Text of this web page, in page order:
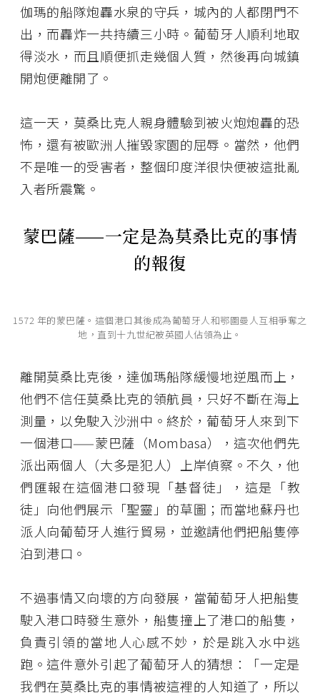
伽瑪的船隊炮轟水泉的守兵，城內的人都閉門不
出，而轟炸一共持續三小時。葡萄牙人順利地取
得淡水，而且順便抓走幾個人質，然後再向城鎮
開炮便離開了。
這一天，莫桑比克人親身體驗到被火炮炮轟的恐
怖，還有被歐洲人摧毀家園的屈辱。當然，他們
不是唯一的受害者，整個印度洋很快便被這批亂
入者所震驚。
蒙巴薩——一定是為莫桑比克的事情
的報復
1572 年的蒙巴薩。這個港口其後成為葡萄牙人和鄂圖曼人互相爭奪之
地，直到十九世紀被英國人佔領為止。
離開莫桑比克後，達伽瑪船隊緩慢地逆風而上，
他們不信任莫桑比克的領航員，只好不斷在海上
測量，以免駛入沙洲中。終於，葡萄牙人來到下
一個港口——蒙巴薩（Mombasa），這次他們先
派出兩個人（大多是犯人）上岸偵察。不久，他
們匯報在這個港口發現「基督徒」，這是「教
徒」向他們展示「聖靈」的草圖；而當地蘇丹也
派人向葡萄牙人進行貿易，並邀請他們把船隻停
泊到港口。
不過事情又向壞的方向發展，當葡萄牙人把船隻
駛入港口時發生意外，船隻撞上了港口的船隻，
負責引領的當地人心感不妙，於是跳入水中逃
跑。這件意外引起了葡萄牙人的猜想：「一定是
我們在莫桑比克的事情被這裡的人知道了，所以